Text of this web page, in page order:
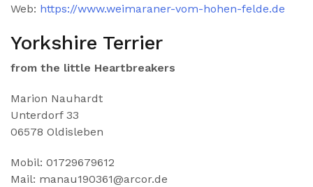
Web: https://www.weimaraner-vom-hohen-felde.de
Yorkshire Terrier
from the little Heartbreakers
Marion Nauhardt
Unterdorf 33
06578 Oldisleben
Mobil: 01729679612
Mail: manau190361@arcor.de